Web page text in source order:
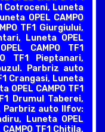
Cotroceni, Luneta
OPEL CAMPO
TF1 Giurgiului,
Luneta OPEL
CAMPO TF1
TF1 Pieptanari,
Parbriz auto
Crangasi, Luneta
OPEL CAMPO TF1
Drumul Taberei,
Parbriz auto Ilfov:
Luneta OPEL
TF1 Chitila,